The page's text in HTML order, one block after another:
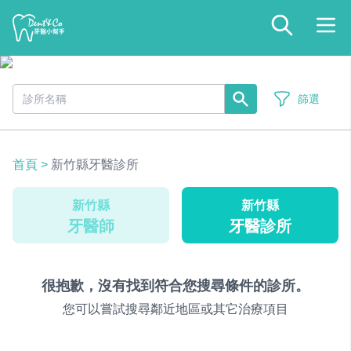
篩選
首頁 > 新竹縣牙醫診所
新竹縣
牙醫師
新竹縣
牙醫診所
很抱歉，沒有找到符合您搜尋條件的診所。
您可以嘗試搜尋鄰近地區或其它治療項目